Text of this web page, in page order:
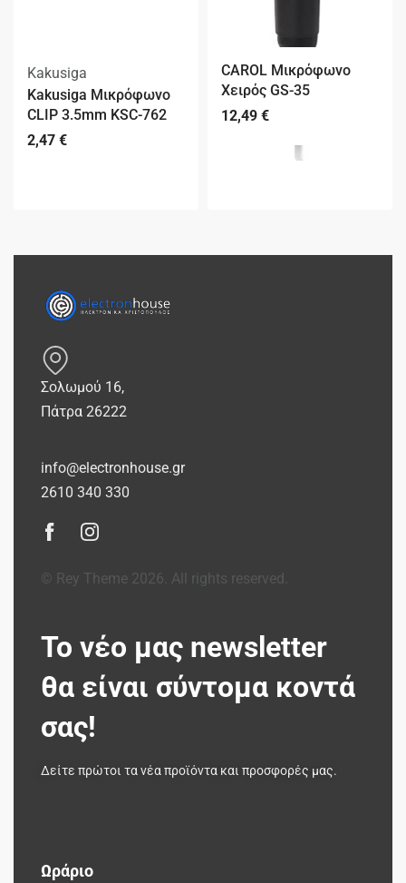
Kakusiga
Kakusiga Μικρόφωνο
CLIP 3.5mm KSC-762
2,47 €
CAROL Μικρόφωνο
Χειρός GS-35
12,49 €
Σολωμού 16,
Πάτρα 26222
info@electronhouse.gr
2610 340 330
© Rey Theme 2026. All rights reserved.
Το νέο μας newsletter
θα είναι σύντομα κοντά
σας!
Δείτε πρώτοι τα νέα προϊόντα και προσφορές μας.
Ωράριο